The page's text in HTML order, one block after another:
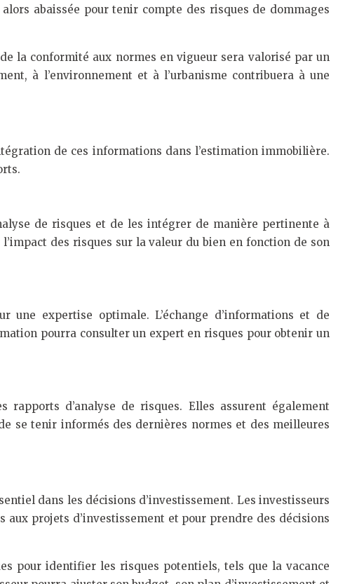
abaissée pour tenir compte des risques de dommages
la conformité aux normes en vigueur sera valorisé par un
à l’environnement et à l’urbanisme contribuera à une
de ces informations dans l’estimation immobilière.
de risques et de les intégrer de manière pertinente à
des risques sur la valeur du bien en fonction de son
expertise optimale. L’échange d’informations et de
pourra consulter un expert en risques pour obtenir un
d’analyse de risques. Elles assurent également
se tenir informés des dernières normes et des meilleures
dans les décisions d’investissement. Les investisseurs
projets d’investissement et pour prendre des décisions
pour identifier les risques potentiels, tels que la vacance